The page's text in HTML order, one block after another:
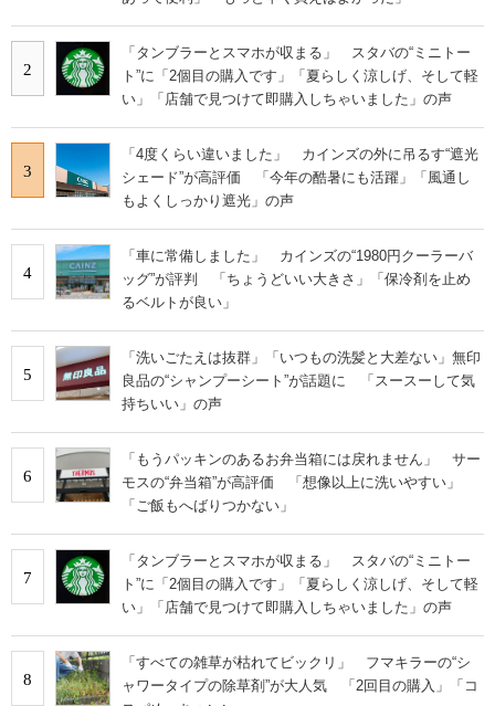
2
「タンブラーとスマホが収まる」 スタバの“ミニトー
ト”に「2個目の購入です」「夏らしく涼しげ、そして軽
い」「店舗で見つけて即購入しちゃいました」の声
3
「4度くらい違いました」 カインズの外に吊るす“遮光
シェード”が高評価 「今年の酷暑にも活躍」「風通し
もよくしっかり遮光」の声
4
「車に常備しました」 カインズの“1980円クーラーバ
ッグ”が評判 「ちょうどいい大きさ」「保冷剤を止め
るベルトが良い」
5
「洗いごたえは抜群」「いつもの洗髪と大差ない」無印
良品の“シャンプーシート”が話題に 「スースーして気
持ちいい」の声
6
「もうパッキンのあるお弁当箱には戻れません」 サー
モスの“弁当箱”が高評価 「想像以上に洗いやすい」
「ご飯もへばりつかない」
7
「タンブラーとスマホが収まる」 スタバの“ミニトー
ト”に「2個目の購入です」「夏らしく涼しげ、そして軽
い」「店舗で見つけて即購入しちゃいました」の声
8
「すべての雑草が枯れてビックリ」 フマキラーの“シ
ャワータイプの除草剤”が大人気 「2回目の購入」「コ